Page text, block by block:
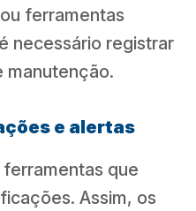
ferramentas
necessário registrar
manutenção.
e alertas
que
Assim, os